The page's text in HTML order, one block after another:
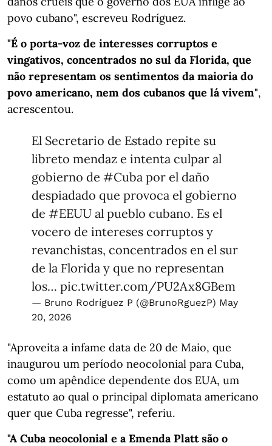
povo cubano", escreveu Rodríguez.
"É o porta-voz de interesses corruptos e
vingativos, concentrados no sul da Florida, que
não representam os sentimentos da maioria do
povo americano, nem dos cubanos que lá vivem",
acrescentou.
El Secretario de Estado repite su
libreto mendaz e intenta culpar al
gobierno de #Cuba por el daño
despiadado que provoca el gobierno
de #EEUU al pueblo cubano. Es el
vocero de intereses corruptos y
revanchistas, concentrados en el sur
de la Florida y que no representan
los… pic.twitter.com/PU2Ax8GBem
— Bruno Rodríguez P (@BrunoRguezP) May
20, 2026
"Aproveita a infame data de 20 de Maio, que
inaugurou um período neocolonial para Cuba,
como um apêndice dependente dos EUA, um
estatuto ao qual o principal diplomata americano
quer que Cuba regresse", referiu.
"A Cuba neocolonial e a Emenda Platt são o